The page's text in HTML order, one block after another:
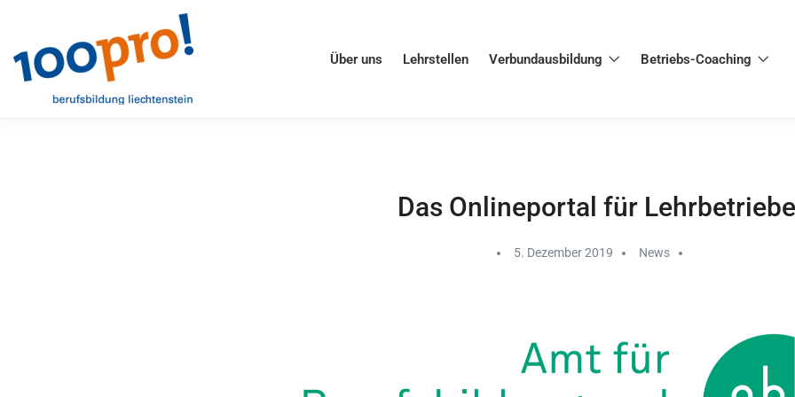
Über uns Lehrstellen Verbundausbildung Betriebs-Coaching
Das Onlineportal für Lehrbetriebe
5. Dezember 2019 News